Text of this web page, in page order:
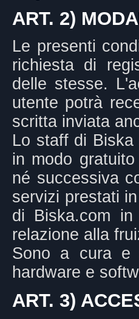
ART. 2)
Le presenti
richiesta di
delle stesse.
utente potrà
scritta inviata
Lo staff di
in modo
né successiva
servizi prestati
di Biska.com
relazione alla
Sono a cura e
hardware e
ART. 3)